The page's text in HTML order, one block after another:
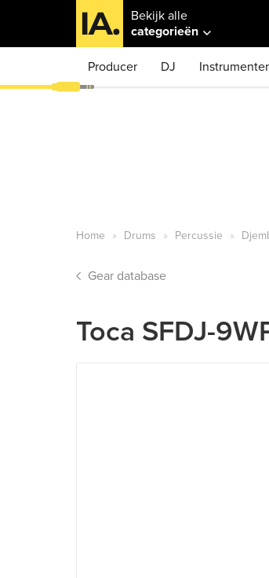
Bekijk alle
categorieën
Producer DJ
Home Drums Percussie
Gear database
Toca SFDJ-